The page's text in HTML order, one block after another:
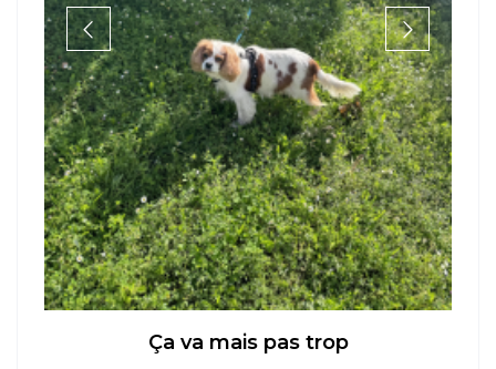
Ça va mais pas trop